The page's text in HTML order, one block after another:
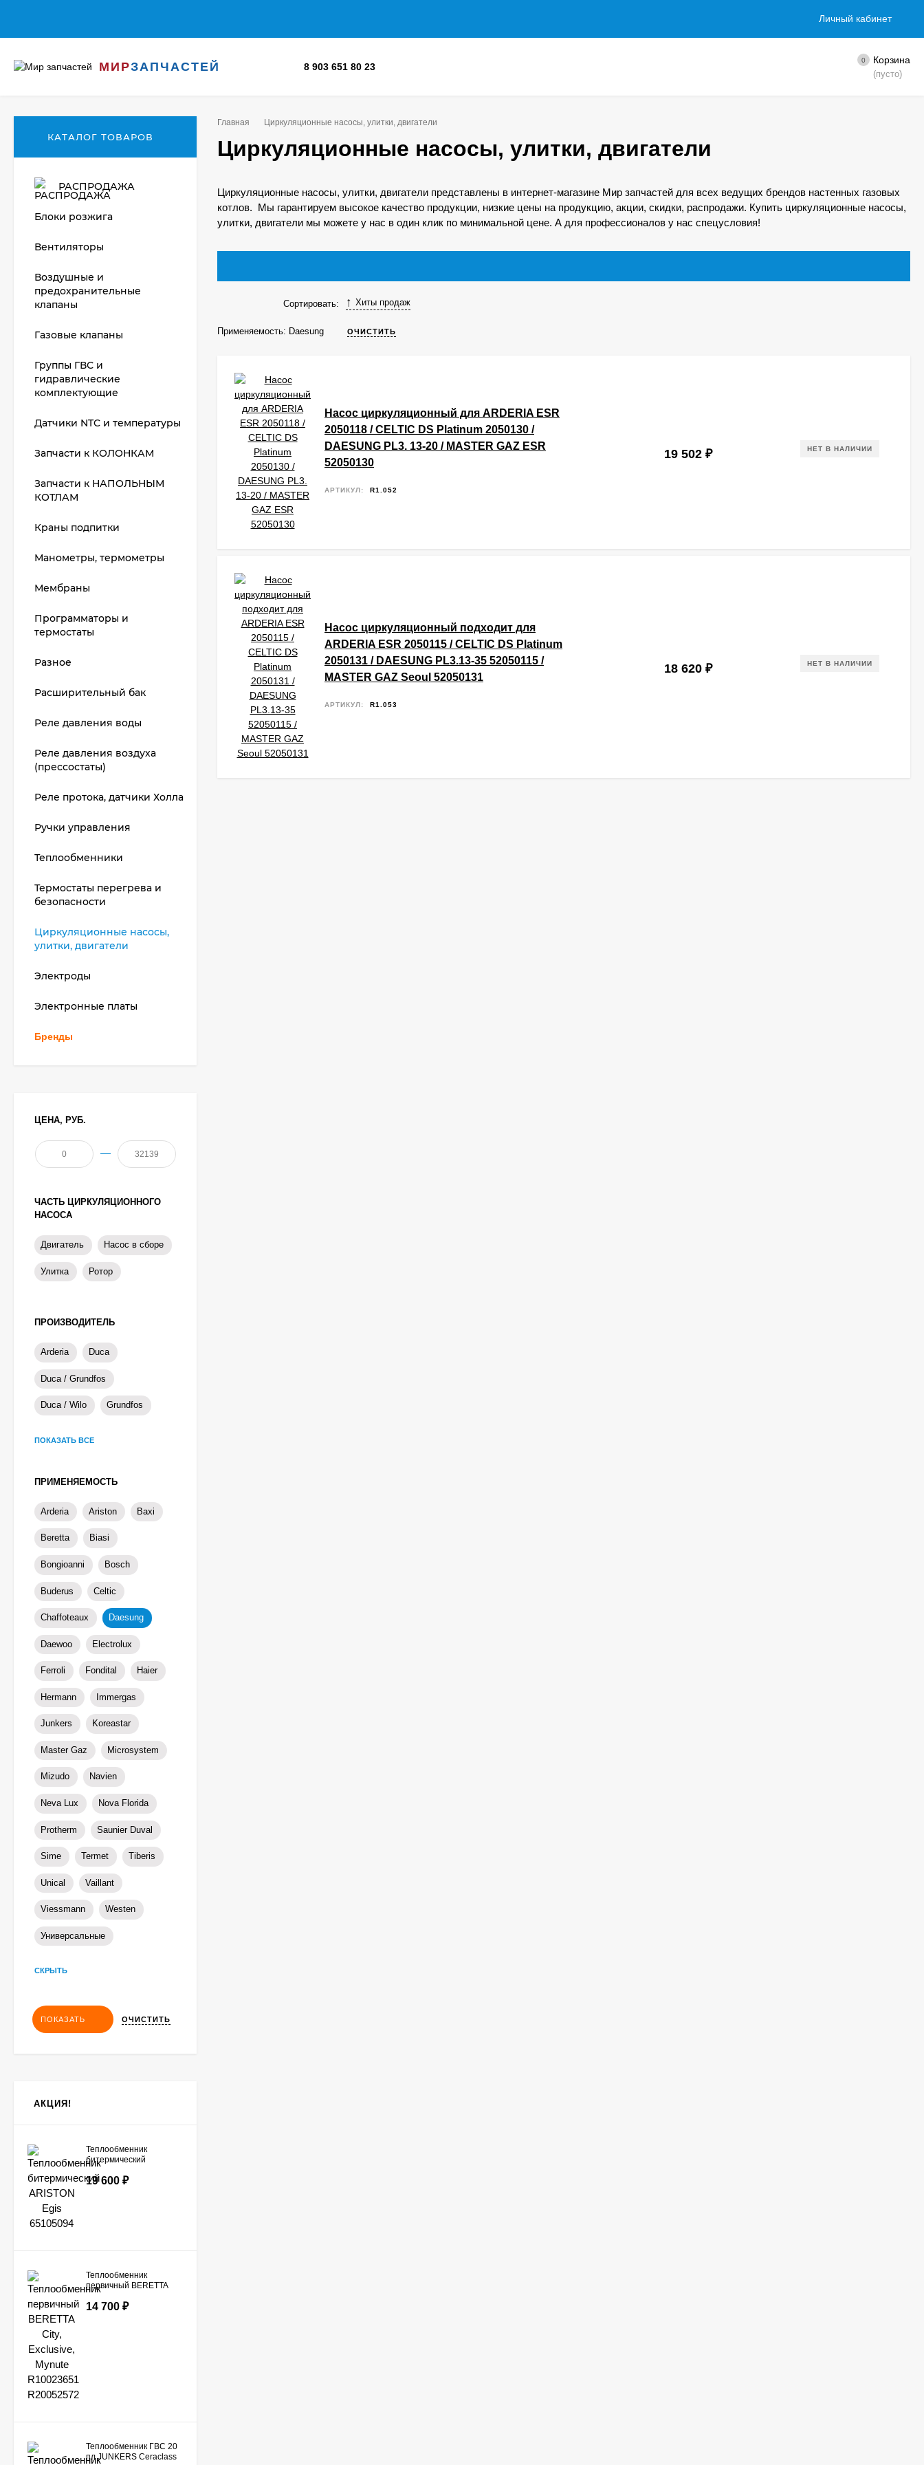
Личный кабинет
МИРЗАПЧАСТЕЙ 8 903 651 80 23
0 Корзина
(пусто)
Главная Циркуляционные насосы, улитки, двигатели
Циркуляционные насосы, улитки, двигатели
Циркуляционные насосы, улитки, двигатели представлены в интернет-магазине Мир запчастей для всех ведущих брендов настенных газовых
котлов. Мы гарантируем высокое качество продукции, низкие цены на продукцию, акции, скидки, распродажи. Купить циркуляционные насосы,
улитки, двигатели мы можете у нас в один клик по минимальной цене. А для профессионалов у нас спецусловия!
Сортировать: Хиты продаж
Применяемость: Daesung ОЧИСТИТЬ
Насос циркуляционный для ARDERIA ESR
2050118 / CELTIC DS Platinum 2050130 /
DAESUNG PL3. 13-20 / MASTER GAZ ESR
52050130
АРТИКУЛ: R1.052
19 502₽ НЕТ В НАЛИЧИИ
Насос циркуляционный подходит для
ARDERIA ESR 2050115 / CELTIC DS Platinum
2050131 / DAESUNG PL3.13-35 52050115 /
MASTER GAZ Seoul 52050131
АРТИКУЛ: R1.053
18 620₽ НЕТ В НАЛИЧИИ
КАТАЛОГ ТОВАРОВ
РАСПРОДАЖА
Блоки розжига
Вентиляторы
Воздушные и
предохранительные
клапаны
Газовые клапаны
Группы ГВС и
гидравлические
комплектующие
Датчики NTC и температуры
Запчасти к КОЛОНКАМ
Запчасти к НАПОЛЬНЫМ
КОТЛАМ
Краны подпитки
Манометры, термометры
Мембраны
Программаторы и
термостаты
Разное
Расширительный бак
Реле давления воды
Реле давления воздуха
(прессостаты)
Реле протока, датчики Холла
Ручки управления
Теплообменники
Термостаты перегрева и
безопасности
Циркуляционные насосы,
улитки, двигатели
Электроды
Электронные платы
Бренды
ЦЕНА, РУБ.
—
ЧАСТЬ ЦИРКУЛЯЦИОННОГО
НАСОСА
Двигатель Насос в сборе
Улитка Ротор
ПРОИЗВОДИТЕЛЬ
Arderia Duca
Duca / Grundfos
Duca / Wilo Grundfos
ПОКАЗАТЬ ВСЕ
ПРИМЕНЯЕМОСТЬ
Arderia Ariston Baxi
Beretta Biasi
Bongioanni Bosch
Buderus Celtic
Chaffoteaux Daesung
Daewoo Electrolux
Ferroli Fondital Haier
Hermann Immergas
Junkers Koreastar
Master Gaz Microsystem
Mizudо Navien
Neva Lux Nova Florida
Protherm Saunier Duval
Sime Termet Tiberis
Unical Vaillant
Viessmann Westen
Универсальные
СКРЫТЬ
ПОКАЗАТЬ ОЧИСТИТЬ
АКЦИЯ!
Теплообменник
битермический
65105094
19 600 ₽
Теплообменник
первичный BERETTA
R10023651 R20052572
14 700 ₽
Теплообменник ГВС 20
пл JUNKERS Ceraclass